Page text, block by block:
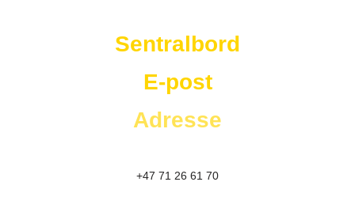
Sentralbord
E-post
Adresse
+47 71 26 61 70